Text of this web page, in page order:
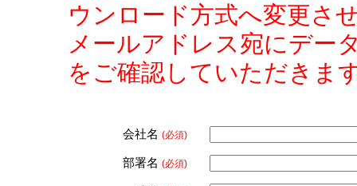
ウンロード方式へ変更さ
メールアドレス宛にデー
をご確認していただきま
会社名 (必須)
部署名 (必須)